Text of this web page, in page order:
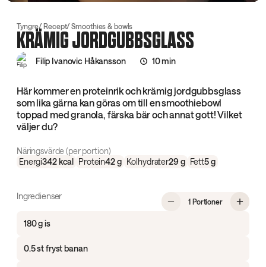
Tyngre Recept Smoothies & bowls
KRÄMIG JORDGUBBSGLASS
Filip Ivanovic Håkansson 10 min
Här kommer en proteinrik och krämig jordgubbsglass
som lika gärna kan göras om till en smoothiebowl
toppad med granola, färska bär och annat gott! Vilket
väljer du?
Näringsvärde (per portion)
Energi342kcal Protein42g Kolhydrater29 g Fett5g
Ingredienser
1 Portioner, Krämig
180 g is
0.5 st fryst banan